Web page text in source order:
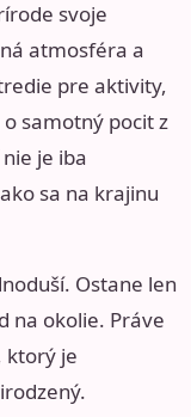
svoje
atmosféra a
pre aktivity,
samotný pocit z
je iba
sa na krajinu
Ostane len
na okolie. Práve
ktorý je